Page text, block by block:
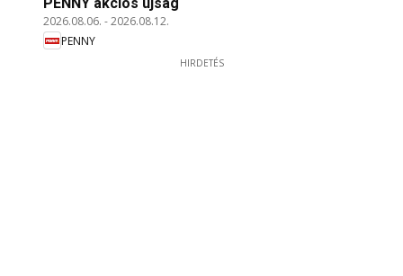
PENNY akciós újság
2026.08.06. -2026.08.12.
PENNY
HIRDETÉS